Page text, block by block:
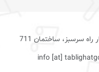
سرسبز، ساختمان 711
info [at]